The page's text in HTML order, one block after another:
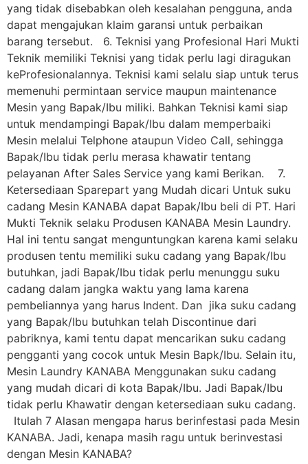
yang tidak disebabkan oleh kesalahan pengguna, anda
dapat mengajukan klaim garansi untuk perbaikan
barang tersebut. 6. Teknisi yang Profesional Hari Mukti
Teknik memiliki Teknisi yang tidak perlu lagi diragukan
keProfesionalannya. Teknisi kami selalu siap untuk terus
memenuhi permintaan service maupun maintenance
Mesin yang Bapak/Ibu miliki. Bahkan Teknisi kami siap
untuk mendampingi Bapak/Ibu dalam memperbaiki
Mesin melalui Telphone ataupun Video Call, sehingga
Bapak/Ibu tidak perlu merasa khawatir tentang
pelayanan After Sales Service yang kami Berikan. 7.
Ketersediaan Sparepart yang Mudah dicari Untuk suku
cadang Mesin KANABA dapat Bapak/Ibu beli di PT. Hari
Mukti Teknik selaku Produsen KANABA Mesin Laundry.
Hal ini tentu sangat menguntungkan karena kami selaku
produsen tentu memiliki suku cadang yang Bapak/Ibu
butuhkan, jadi Bapak/Ibu tidak perlu menunggu suku
cadang dalam jangka waktu yang lama karena
pembeliannya yang harus Indent. Dan jika suku cadang
yang Bapak/Ibu butuhkan telah Discontinue dari
pabriknya, kami tentu dapat mencarikan suku cadang
pengganti yang cocok untuk Mesin Bapk/Ibu. Selain itu,
Mesin Laundry KANABA Menggunakan suku cadang
yang mudah dicari di kota Bapak/Ibu. Jadi Bapak/Ibu
tidak perlu Khawatir dengan ketersediaan suku cadang.
Itulah 7 Alasan mengapa harus berinfestasi pada Mesin
KANABA. Jadi, kenapa masih ragu untuk berinvestasi
dengan Mesin KANABA?